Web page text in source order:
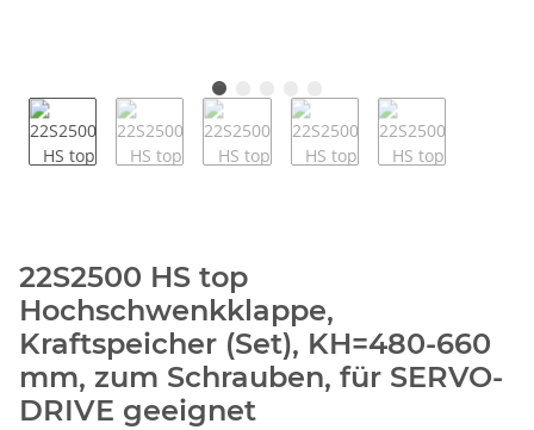
22S2500 HS top
Hochschwenkklappe,
Kraftspeicher (Set), KH=480-660
mm, zum Schrauben, für SERVO-
DRIVE geeignet